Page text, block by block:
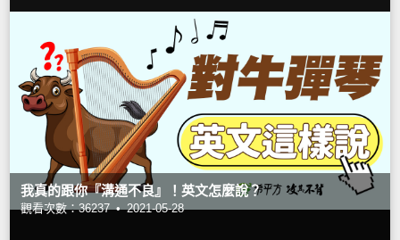
我真的跟你『溝通不良』！英文怎麼說？
觀看次數：36237 • 2021-05-28